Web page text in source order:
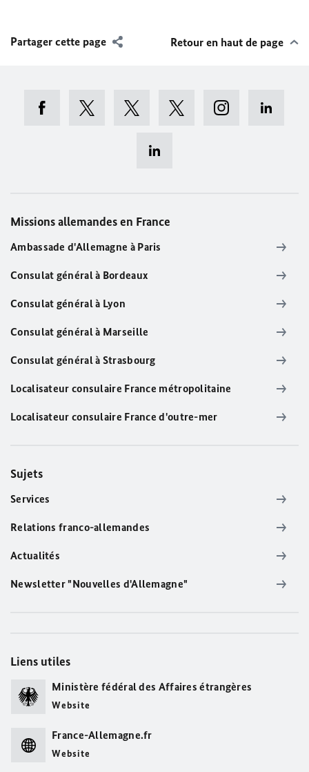
Partager cette page Retour en haut de page
Missions allemandes en France
Ambassade d'Allemagne à Paris
Consulat général à Bordeaux
Consulat général à Lyon
Consulat général à Marseille
Consulat général à Strasbourg
Localisateur consulaire France métropolitaine
Localisateur consulaire France d'outre-mer
Sujets
Services
Relations franco-allemandes
Actualités
Newsletter "Nouvelles d'Allemagne"
Liens utiles
Ministère fédéral des Affaires étrangères
Website
France-Allemagne.fr
Website